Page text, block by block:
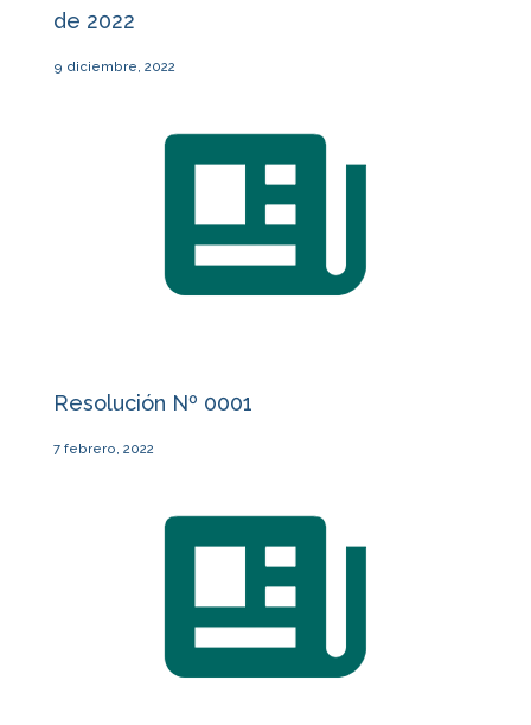
de 2022
9 diciembre, 2022
Resolución Nº 0001
7 febrero, 2022